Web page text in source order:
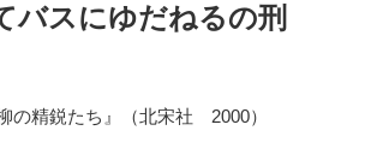
バスにゆだねるの刑
の精鋭たち』（北宋社 2000）